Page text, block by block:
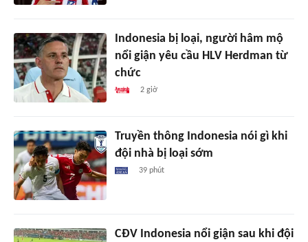
Indonesia bị loại, người hâm mộ
nổi giận yêu cầu HLV Herdman từ
chức
2 giờ
Truyền thông Indonesia nói gì khi
đội nhà bị loại sớm
39 phút
CĐV Indonesia nổi giận sau khi đội